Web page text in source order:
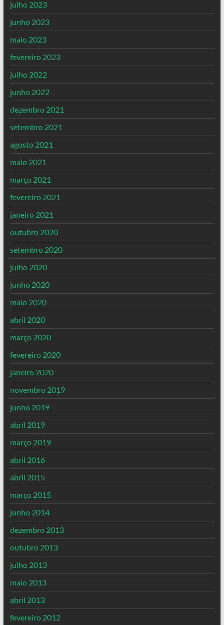
julho 2023
junho 2023
maio 2023
fevereiro 2023
julho 2022
junho 2022
dezembro 2021
setembro 2021
agosto 2021
maio 2021
março 2021
fevereiro 2021
janeiro 2021
outubro 2020
setembro 2020
julho 2020
junho 2020
maio 2020
abril 2020
março 2020
fevereiro 2020
janeiro 2020
novembro 2019
junho 2019
abril 2019
março 2019
abril 2016
abril 2015
março 2015
junho 2014
dezembro 2013
outubro 2013
julho 2013
maio 2013
abril 2013
fevereiro 2012